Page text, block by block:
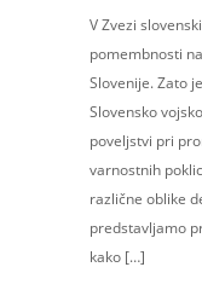
V Zvezi
pomembnosti
Slovenije. Zato
Slovensko
poveljstvi pri
varnostnih
različne oblike
predstavljamo
kako […]